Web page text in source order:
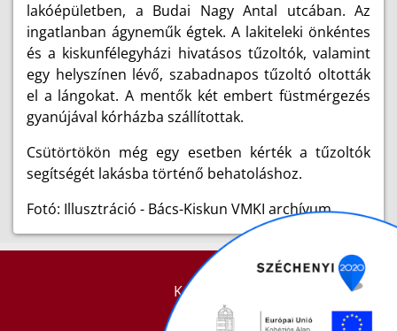
lakóépületben, a Budai Nagy Antal utcában. Az
ingatlanban ágyneműk égtek. A lakiteleki önkéntes
és a kiskunfélegyházi hivatásos tűzoltók, valamint
egy helyszínen lévő, szabadnapos tűzoltó oltották
el a lángokat. A mentők két embert füstmérgezés
gyanújával kórházba szállítottak.
Csütörtökön még egy esetben kérték a tűzoltók
segítségét lakásba történő behatoláshoz.
Fotó: Illusztráció - Bács-Kiskun VMKI archívum
KAPCSOLAT
IMPRESSZUM